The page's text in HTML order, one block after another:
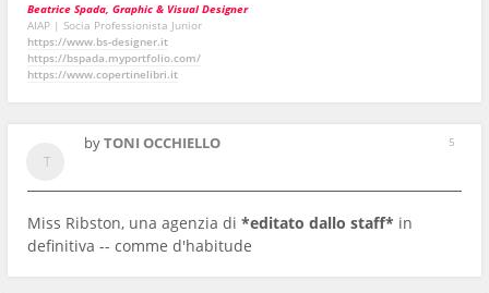
Beatrice Spada, Graphic & Visual Designer
AIAP | Socia Professionista Junior
https://www.bs-designer.it
https://bspada.myportfolio.com/
https://www.copertinelibri.it
5
byTONI OCCHIELLO
Miss Ribston, una agenzia di *editato dallo staff* in
definitiva -- comme d'habitude